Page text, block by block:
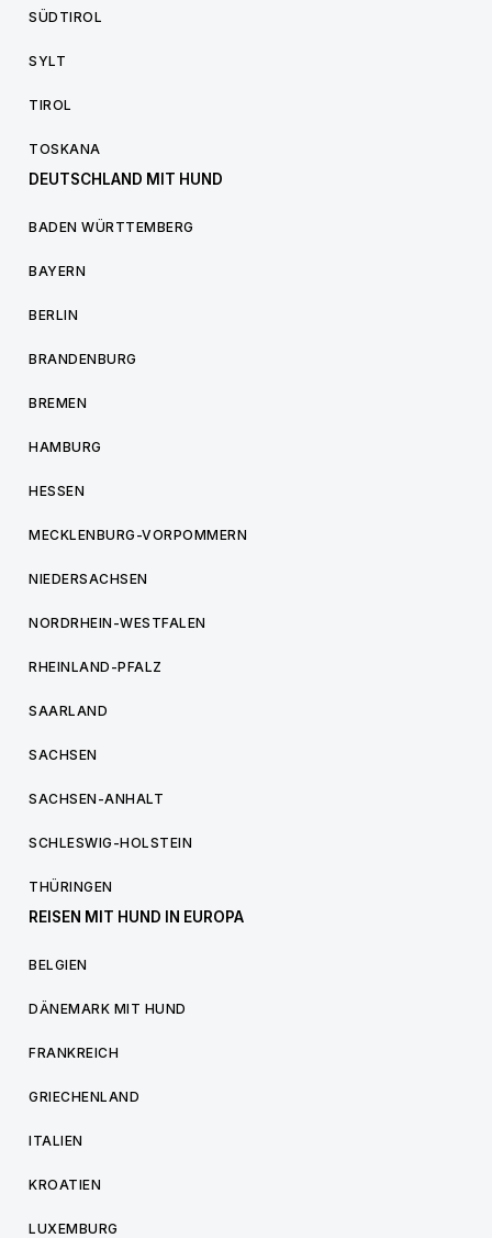
SÜDTIROL
SYLT
TIROL
TOSKANA
DEUTSCHLAND MIT HUND
BADEN WÜRTTEMBERG
BAYERN
BERLIN
BRANDENBURG
BREMEN
HAMBURG
HESSEN
MECKLENBURG-VORPOMMERN
NIEDERSACHSEN
NORDRHEIN-WESTFALEN
RHEINLAND-PFALZ
SAARLAND
SACHSEN
SACHSEN-ANHALT
SCHLESWIG-HOLSTEIN
THÜRINGEN
REISEN MIT HUND IN EUROPA
BELGIEN
DÄNEMARK MIT HUND
FRANKREICH
GRIECHENLAND
ITALIEN
KROATIEN
LUXEMBURG